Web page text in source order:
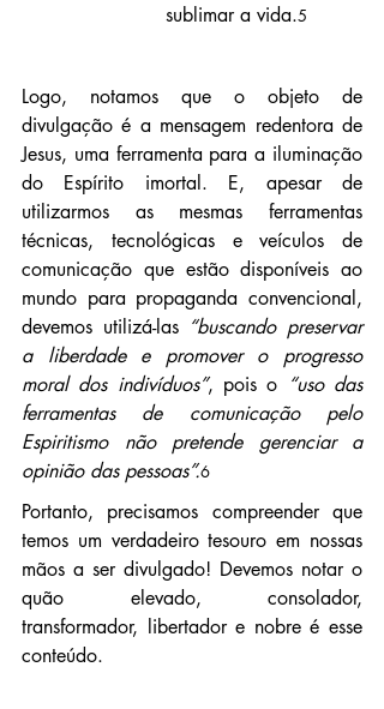
sublimar a vida.5
Logo, notamos que o objeto de
divulgação é a mensagem redentora de
Jesus, uma ferramenta para a iluminação
do Espírito imortal. E, apesar de
utilizarmos as mesmas ferramentas
técnicas, tecnológicas e veículos de
comunicação que estão disponíveis ao
mundo para propaganda convencional,
devemos utilizá-las “buscando preservar
a liberdade e promover o progresso
moral dos indivíduos”, pois o “uso das
ferramentas de comunicação pelo
Espiritismo não pretende gerenciar a
opinião das pessoas”.6
Portanto, precisamos compreender que
temos um verdadeiro tesouro em nossas
mãos a ser divulgado! Devemos notar o
quão elevado, consolador,
transformador, libertador e nobre é esse
conteúdo.